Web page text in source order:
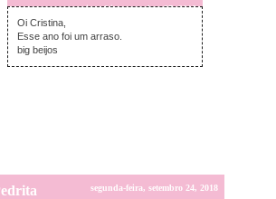
quinta-feira, setembro 27, 2018
Oi Cristina,
Esse ano foi um arraso.
big beijos
segunda-feira, setembro 24, 2018